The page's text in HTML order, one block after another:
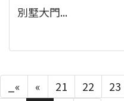
別墅大門...
_« « 21 22 23